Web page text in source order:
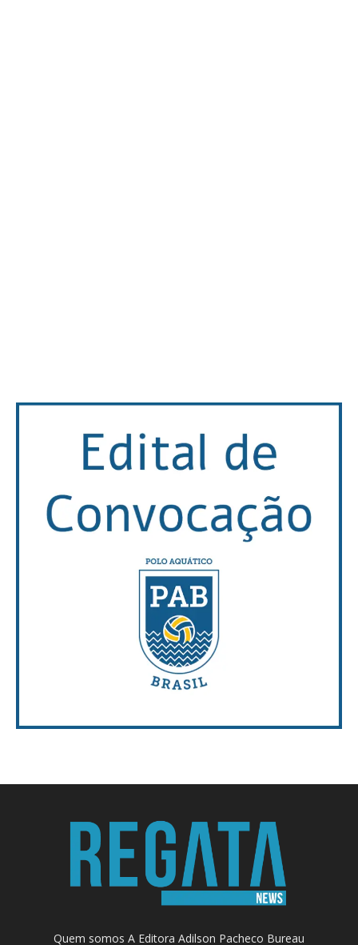
Quem somos A Editora Adilson Pacheco Bureau